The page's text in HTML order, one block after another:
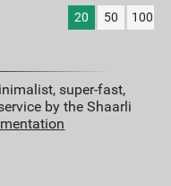
20 50 100
super-fast,
by the Shaarli